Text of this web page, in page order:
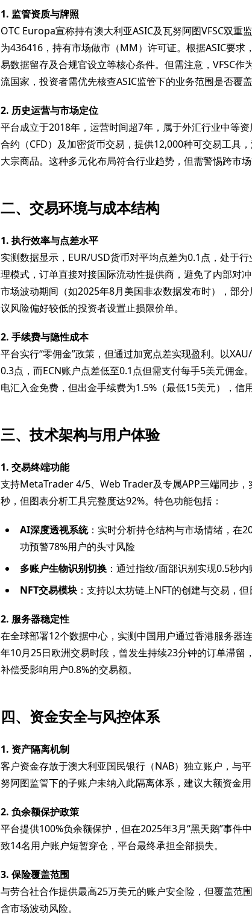
1. 监管资质与牌照
OTC Europa宣称持有澳大利亚ASIC及瓦努阿图VFSC双重
为436416，持有市场做市（MM）许可证。根据ASIC要求
易数据留存及合规官设立等核心条件。但需注意，VFSC作
流国家，投资者需优先核查ASIC监管下的业务范围是否覆盖
2. 历史运营与市场定位
平台成立于2018年，运营时间超7年，属于外汇行业中等
合约（CFD）及加密货币交易，提供12,000种可交易工具
大宗商品。这种多元化布局符合行业趋势，但需警惕跨市
二、交易环境与成本结构
1. 执行效率与点差水平
实测数据显示，EUR/USD货币对平均点差为0.1点，处于
理模式，订单直接对接国际流动性提供商，避免了内部对
市场波动期间（如2025年8月美国非农数据发布时），部
议风险偏好较低的投资者设置止损限价单。
2. 手续费与隐性成本
平台实行“零佣金”政策，但通过加宽点差实现盈利。以
0.3点，而ECN账户点差低至0.1点但需支付每手5美元佣金
电汇入金免费，但出金手续费为1.5%（最低15美元），信
三、技术架构与用户体验
1. 交易终端功能
支持MetaTrader 4/5、Web Trader及专属APP三端同步，
秒，但图表分析工具完整度达92%。特色功能包括：
AI深度透视系统：实时分析持仓结构与市场情绪，在
功预警78%用户的头寸风险
多账户生物识别切换：通过指纹/面部识别实现0.5秒
NFT交易模块：支持以太坊链上NFT的创建与交易，
2. 服务器稳定性
在全球部署12个数据中心，实测中国用户通过香港服务器
年10月25日欧洲交易时段，曾发生持续23分钟的订单滞留
补偿受影响用户0.8%的交易额。
四、资金安全与风控体系
1. 资产隔离机制
客户资金存放于澳大利亚国民银行（NAB）独立账户，与
努阿图监管下的子账户未纳入此隔离体系，建议大额资金用
2. 负余额保护政策
平台提供100%负余额保护，但在2025年3月“黑天鹅”事件
致14名用户账户短暂穿仓，平台最终承担全部损失。
3. 保险覆盖范围
与劳合社合作提供最高25万美元的账户安全险，但覆盖范
含市场波动风险。